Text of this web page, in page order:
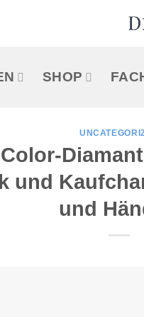
SHOP
und
und